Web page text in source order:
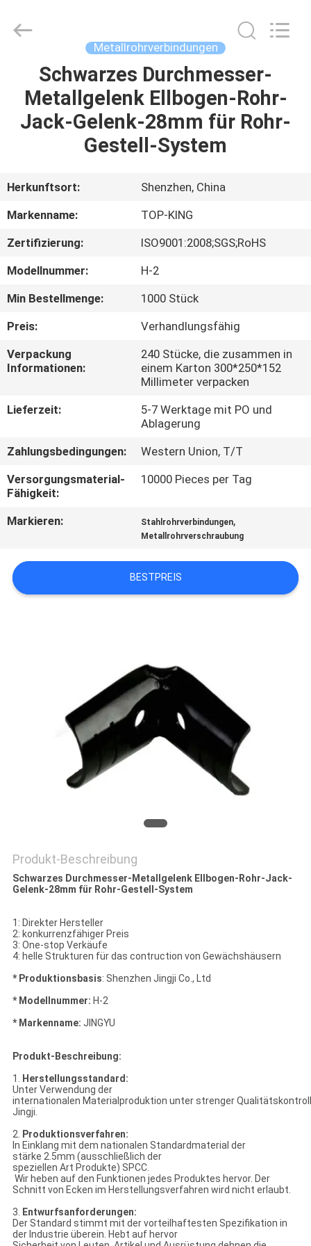
HAUSE
PRODUKTE
ÜBER
UNS
WERKSBESICHTIGUNG
QUALITÄTSKONTROLLE
KONTAKT
MIT
EIN
ANGEBOT
SITEMAP
DATENSCHUTZRICHTLINIE
Ltd..
Metallrohrverbindungen
Schwarzes Durchmesser-
Metallgelenk Ellbogen-Rohr-
Jack-Gelenk-28mm für Rohr-
Gestell-System
Herkunftsort:
Shenzhen, China
Markenname:
TOP-KING
Zertifizierung:
ISO9001:2008;SGS;RoHS
Modellnummer:
H-2
Min Bestellmenge:
1000 Stück
Preis:
Verhandlungsfähig
Verpackung
Informationen:
240 Stücke, die zusammen in
einem Karton 300*250*152
Millimeter verpacken
Lieferzeit:
5-7 Werktage mit PO und
Ablagerung
Zahlungsbedingungen:
Western Union, T/T
Versorgungsmaterial-
Fähigkeit:
10000 Pieces per Tag
Markieren: Stahlrohrverbindungen,
Metallrohrverschraubung
BESTPREIS
Produkt-Beschreibung
Schwarzes Durchmesser-Metallgelenk Ellbogen-Rohr-Jack-
Gelenk-28mm für Rohr-Gestell-System
1: Direkter Hersteller
2: konkurrenzfähiger Preis
3: One-stop Verkäufe
4: helle Strukturen für das contruction von Gewächshäusern
* Produktionsbasis: Shenzhen Jingji Co., Ltd
* Modellnummer: H-2
* Markenname: JINGYU
Produkt-Beschreibung:
1. Herstellungsstandard:
Unter Verwendung der
internationalen Materialproduktion unter strenger
Jingji.
2. Produktionsverfahren:
In Einklang mit dem nationalen Standardmaterial der
stärke 2.5mm (ausschließlich der
speziellen Art Produkte) SPCC.
Wir heben auf den Funktionen jedes Produktes hervor. Der
Schnitt von Ecken im Herstellungsverfahren wird nicht erlaubt.
3. Entwurfsanforderungen:
Der Standard stimmt mit der vorteilhaftesten Spezifikation in
der Industrie überein. Hebt auf hervor